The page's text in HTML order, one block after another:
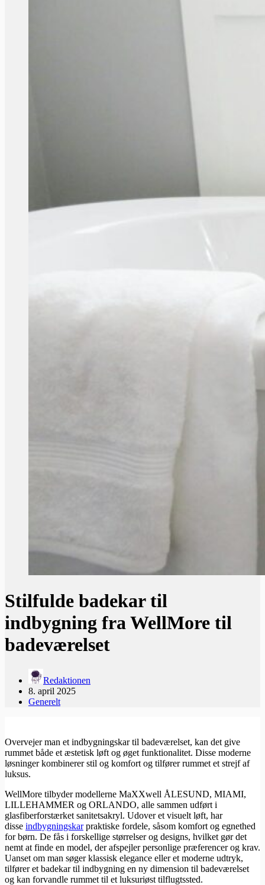
Stilfulde badekar til
indbygning fra WellMore til
badeværelset
Redaktionen
8. april 2025
Generelt
Overvejer man et indbygningskar til badeværelset, kan det give
rummet både et æstetisk løft og øget funktionalitet. Disse moderne
løsninger kombinerer stil og komfort og tilfører rummet et strejf af
luksus.
WellMore tilbyder modellerne MaXXwell ÅLESUND, MIAMI,
LILLEHAMMER og ORLANDO, alle sammen udført i
glasfiberforstærket sanitetsakryl. Udover et visuelt løft, har
disse indbygningskarpraktiske fordele, såsom komfort og egnethed
for børn. De fås i forskellige størrelser og designs, hvilket gør det
nemt at finde en model, der afspejler personlige præferencer og krav.
Uanset om man søger klassisk elegance eller et moderne udtryk,
tilfører et badekar til indbygning en ny dimension til badeværelset
og kan forvandle rummet til et luksuriøst tilflugtssted.